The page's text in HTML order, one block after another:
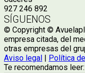
927 246 892
SÍGUENOS
© Copyright ©
empresa citada, del
otras empresas del
Aviso legal
Política
Te recomendamos leer: